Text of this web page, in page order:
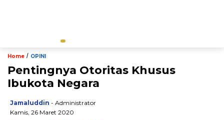
Home / OPINI
Pentingnya Otoritas Khusus
Ibukota Negara
Jamaluddin - Administrator
Kamis, 26 Maret 2020